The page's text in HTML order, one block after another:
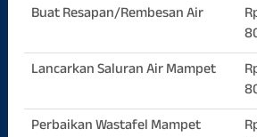
Buat Resapan/Rembesan Air
Lancarkan Saluran Air Mampet
Perbaikan Wastafel Mampet